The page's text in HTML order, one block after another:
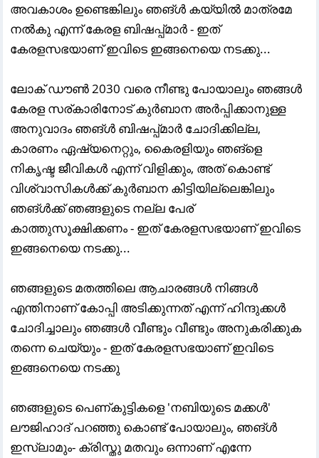
അവകാശം ഉണ്ടെങ്കിലും ഞങ്ൾ കയ്യിൽ മാത്രമേ
നൽകു എന്ന് കേരള ബിഷപ്പ്മാർ - ഇത്
കേരളസഭയാണ് ഇവിടെ ഇങ്ങനെയെ നടക്കു...
ലോക് ഡൗൺ 2030 വരെ നീണ്ടു പോയാലും ഞങ്ങൾ
കേരള സര്കാരിനോട് കുർബാന അർപ്പിക്കാനുള്ള
അനുവാദം ഞങ്ൾ ബിഷപ്പ്മാർ ചോദിക്കില്ല,
കാരണം ഏഷ്യനെറ്റും, കൈരളിയും ഞങ്ളെ
നികൃഷ്ട ജീവികൾ എന്ന് വിളിക്കും, അത് കൊണ്ട്
വിശ്വാസികൾക്ക് കുർബാന കിട്ടിയില്ലെങ്കിലും
ഞങ്ൾക്ക് ഞങ്ങളുടെ നല്ല പേര്
കാത്തുസൂക്ഷിക്കണം - ഇത് കേരളസഭയാണ് ഇവിടെ
ഇങ്ങനെയെ നടക്കു...
ഞങ്ങളുടെ മതത്തിലെ ആചാരങ്ങൾ നിങ്ങൾ
എന്തിനാണ് കോപ്പി അടിക്കുന്നത് എന്ന് ഹിന്ദുക്കൾ
ചോദിച്ചാലും ഞങ്ങൾ വീണ്ടും വീണ്ടും അനുകരിക്കുക
തന്നെ ചെയ്യും - ഇത് കേരളസഭയാണ് ഇവിടെ
ഇങ്ങനെയെ നടക്കു
ഞങ്ങളുടെ പെണ്കുട്ടികളെ 'നബിയുടെ മക്കൾ'
ലൗജിഹാദ് പറഞ്ഞു കൊണ്ട് പോയാലും, ഞങ്ൾ
ഇസ്ലാമും- ക്രിസ്തു മതവും ഒന്നാണ് എന്നേ